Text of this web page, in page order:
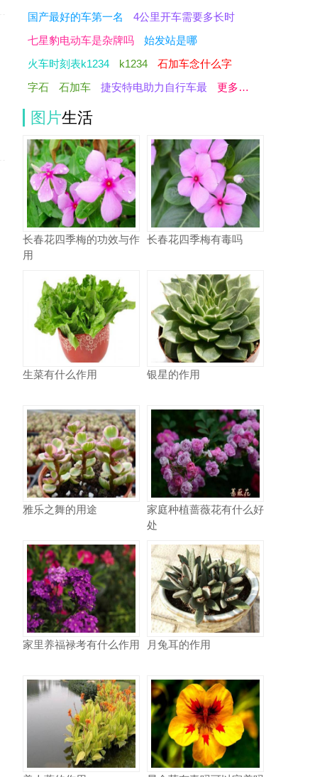
国产最好的车第一名
4公里开车需要多长时
七星豹电动车是杂牌吗
始发站是哪
火车时刻表k1234
k1234
石加车念什么字
字石
石加车 捷安特电助力自行车最 更多…
图片生活
长春花四季梅的功效与作
用
长春花四季梅有毒吗
生菜有什么作用 银星的作用
雅乐之舞的用途
家庭种植蔷薇花有什么好
处
家里养福禄考有什么作用 月兔耳的作用